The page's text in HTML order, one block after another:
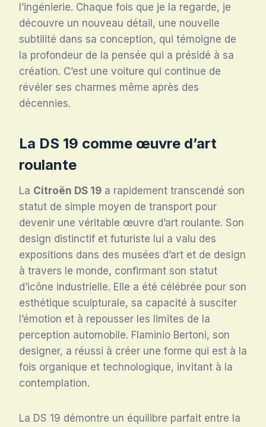
l’ingénierie. Chaque fois que je la regarde, je
découvre un nouveau détail, une nouvelle
subtilité dans sa conception, qui témoigne de
la profondeur de la pensée qui a présidé à sa
création. C’est une voiture qui continue de
révéler ses charmes même après des
décennies.
La DS 19 comme œuvre d’art
roulante
La Citroën DS 19 a rapidement transcendé son
statut de simple moyen de transport pour
devenir une véritable œuvre d’art roulante. Son
design distinctif et futuriste lui a valu des
expositions dans des musées d’art et de design
à travers le monde, confirmant son statut
d’icône industrielle. Elle a été célébrée pour son
esthétique sculpturale, sa capacité à susciter
l’émotion et à repousser les limites de la
perception automobile. Flaminio Bertoni, son
designer, a réussi à créer une forme qui est à la
fois organique et technologique, invitant à la
contemplation.
La DS 19 démontre un équilibre parfait entre la